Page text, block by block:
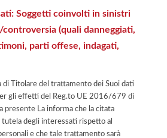
Soggetti coinvolti in sinistri
(quali danneggiati,
parti offese, indagati,
di Titolare del trattamento dei Suoi dati
gli effetti del Reg.to UE 2016/679 di
presente La informa che la citata
degli interessati rispetto al
e che tale trattamento sarà